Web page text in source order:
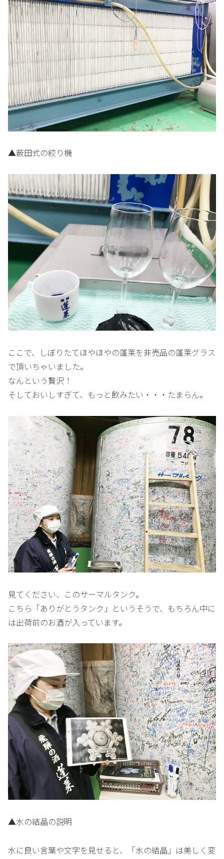
▲薮田式の絞り機
ここで、しぼりたてほやほやの蓬莱を非売品の蓬莱グラス
で頂いちゃいました。
なんという贅沢！
そしておいしすぎて、もっと飲みたい・・・たまらん。
見てください、このサーマルタンク。
こちら「ありがとうタンク」というそうで、もちろん中に
は出荷前のお酒が入っています。
▲水の結晶の説明
水に良い言葉や文字を見せると、「水の結晶」は美しく変